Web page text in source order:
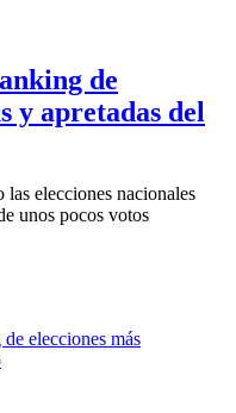
de
y apretadas del
elecciones nacionales
unos pocos votos